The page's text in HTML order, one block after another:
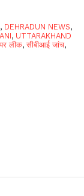
, DEHRADUN NEWS,
, UTTARAKHAND
लीक,सीबीआई जांच,